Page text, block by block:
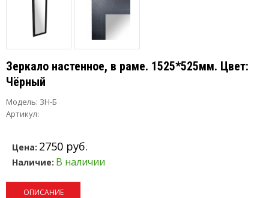
Зеркало настенное, в раме. 1525*525мм. Цвет:
Чёрный
Модель: ЗН-Б
Артикул:
Цена: 2750 руб.
Наличие: В наличии
ОПИСАНИЕ